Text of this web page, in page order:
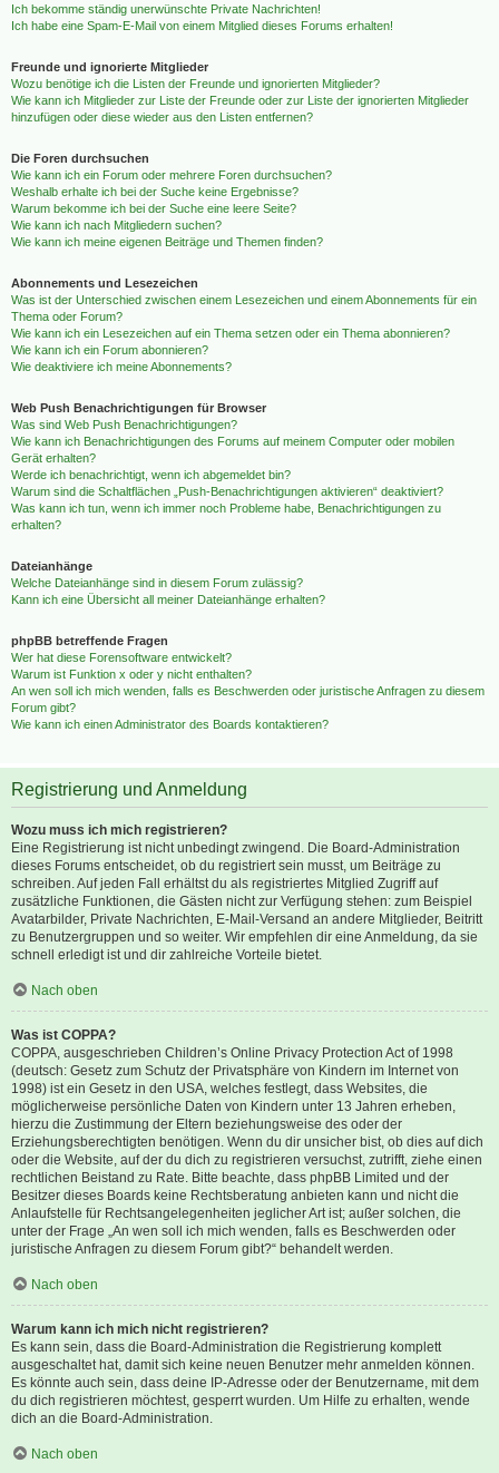
Ich bekomme ständig unerwünschte Private Nachrichten!
Ich habe eine Spam-E-Mail von einem Mitglied dieses Forums erhalten!
Freunde und ignorierte Mitglieder
Wozu benötige ich die Listen der Freunde und ignorierten Mitglieder?
Wie kann ich Mitglieder zur Liste der Freunde oder zur Liste der ignorierten Mitglieder
hinzufügen oder diese wieder aus den Listen entfernen?
Die Foren durchsuchen
Wie kann ich ein Forum oder mehrere Foren durchsuchen?
Weshalb erhalte ich bei der Suche keine Ergebnisse?
Warum bekomme ich bei der Suche eine leere Seite?
Wie kann ich nach Mitgliedern suchen?
Wie kann ich meine eigenen Beiträge und Themen finden?
Abonnements und Lesezeichen
Was ist der Unterschied zwischen einem Lesezeichen und einem Abonnements für ein
Thema oder Forum?
Wie kann ich ein Lesezeichen auf ein Thema setzen oder ein Thema abonnieren?
Wie kann ich ein Forum abonnieren?
Wie deaktiviere ich meine Abonnements?
Web Push Benachrichtigungen für Browser
Was sind Web Push Benachrichtigungen?
Wie kann ich Benachrichtigungen des Forums auf meinem Computer oder mobilen
Gerät erhalten?
Werde ich benachrichtigt, wenn ich abgemeldet bin?
Warum sind die Schaltflächen „Push-Benachrichtigungen aktivieren“ deaktiviert?
Was kann ich tun, wenn ich immer noch Probleme habe, Benachrichtigungen zu
erhalten?
Dateianhänge
Welche Dateianhänge sind in diesem Forum zulässig?
Kann ich eine Übersicht all meiner Dateianhänge erhalten?
phpBB betreffende Fragen
Wer hat diese Forensoftware entwickelt?
Warum ist Funktion x oder y nicht enthalten?
An wen soll ich mich wenden, falls es Beschwerden oder juristische Anfragen zu diesem
Forum gibt?
Wie kann ich einen Administrator des Boards kontaktieren?
Registrierung und Anmeldung
Wozu muss ich mich registrieren?
Eine Registrierung ist nicht unbedingt zwingend. Die Board-Administration
dieses Forums entscheidet, ob du registriert sein musst, um Beiträge zu
schreiben. Auf jeden Fall erhältst du als registriertes Mitglied Zugriff auf
zusätzliche Funktionen, die Gästen nicht zur Verfügung stehen: zum Beispiel
Avatarbilder, Private Nachrichten, E-Mail-Versand an andere Mitglieder, Beitritt
zu Benutzergruppen und so weiter. Wir empfehlen dir eine Anmeldung, da sie
schnell erledigt ist und dir zahlreiche Vorteile bietet.
Nach oben
Was ist COPPA?
COPPA, ausgeschrieben Children’s Online Privacy Protection Act of 1998
(deutsch: Gesetz zum Schutz der Privatsphäre von Kindern im Internet von
1998) ist ein Gesetz in den USA, welches festlegt, dass Websites, die
möglicherweise persönliche Daten von Kindern unter 13 Jahren erheben,
hierzu die Zustimmung der Eltern beziehungsweise des oder der
Erziehungsberechtigten benötigen. Wenn du dir unsicher bist, ob dies auf dich
oder die Website, auf der du dich zu registrieren versuchst, zutrifft, ziehe einen
rechtlichen Beistand zu Rate. Bitte beachte, dass phpBB Limited und der
Besitzer dieses Boards keine Rechtsberatung anbieten kann und nicht die
Anlaufstelle für Rechtsangelegenheiten jeglicher Art ist; außer solchen, die
unter der Frage „An wen soll ich mich wenden, falls es Beschwerden oder
juristische Anfragen zu diesem Forum gibt?“ behandelt werden.
Nach oben
Warum kann ich mich nicht registrieren?
Es kann sein, dass die Board-Administration die Registrierung komplett
ausgeschaltet hat, damit sich keine neuen Benutzer mehr anmelden können.
Es könnte auch sein, dass deine IP-Adresse oder der Benutzername, mit dem
du dich registrieren möchtest, gesperrt wurden. Um Hilfe zu erhalten, wende
dich an die Board-Administration.
Nach oben